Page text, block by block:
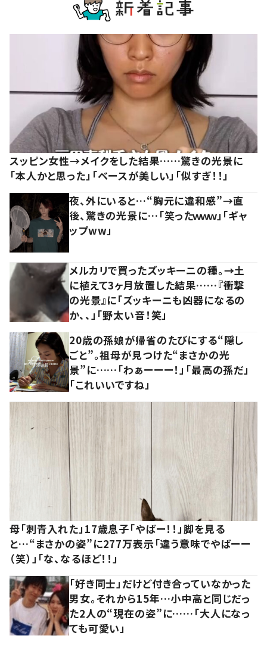
スッピン女性→メイクをした結果……驚きの光景に
「本人かと思った」「ベースが美しい」「似すぎ！！」
夜、外にいると…“胸元に違和感”→直
後、驚きの光景に…「笑ったｗｗｗ」「ギャ
ップww」
メルカリで買ったズッキーニの種。→土
に植えて3ヶ月放置した結果……『衝撃
の光景』に「ズッキーニも凶器になるの
か、、」「野太い音！笑」
20歳の孫娘が帰省のたびにする“隠し
ごと”。祖母が見つけた“まさかの光
景”に……「わぁーーー！」「最高の孫だ」
「これいいですね」
母「刺青入れた」17歳息子「やばー！！」脚を見る
と…“まさかの姿”に277万表示「違う意味でやばーー
（笑）」「な、なるほど！！」
「好き同士」だけど付き合っていなかった
男女。それから15年…小中高と同じだっ
た2人の“現在の姿”に……「大人になっ
ても可愛い」